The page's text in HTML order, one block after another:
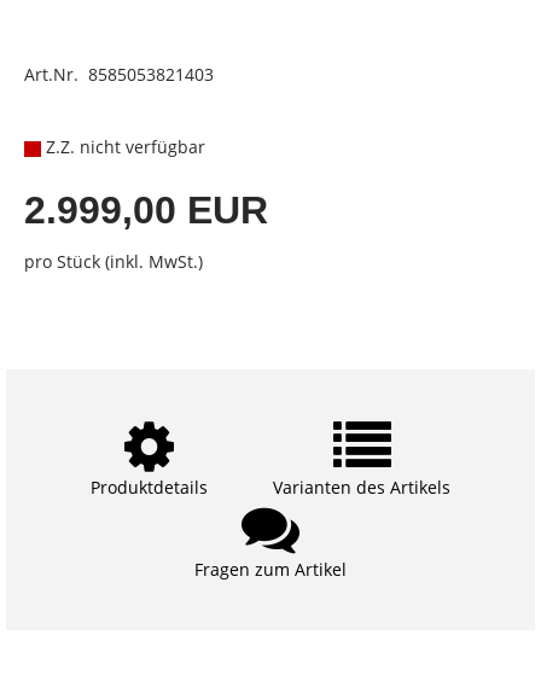
Art.Nr. 8585053821403
Z.Z. nicht verfügbar
2.999,00 EUR
pro Stück (inkl. MwSt.)
Produktdetails Varianten des Artikels
Fragen zum Artikel